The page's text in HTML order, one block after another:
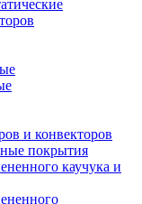
и конвекторов
покрытия
каучука и